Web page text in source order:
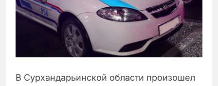
В Сурхандарьинской области произошел